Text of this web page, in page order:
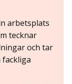
arbetsplats
tecknar
och tar